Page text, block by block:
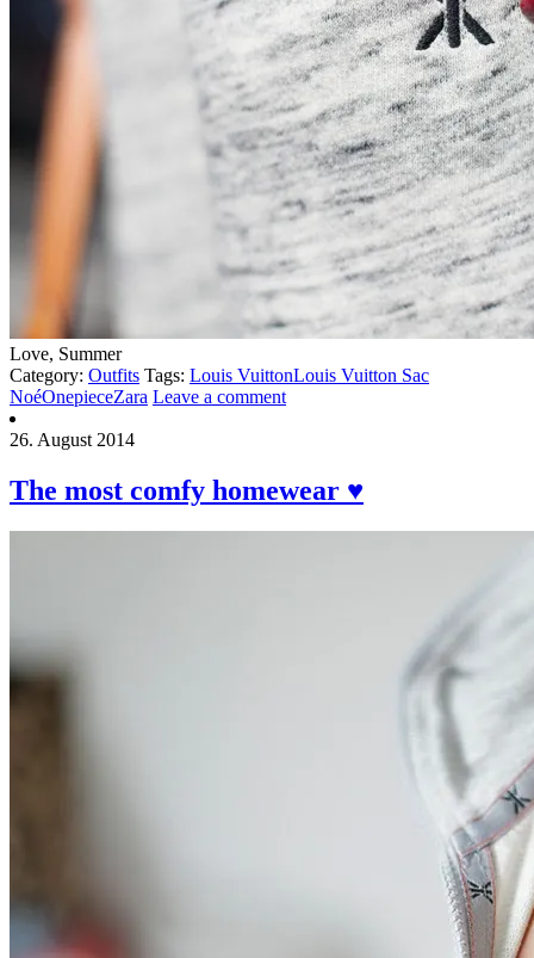
Love, Summer
Category: Outfits Tags: Louis VuittonLouis Vuitton Sac
NoéOnepieceZara Leave a comment
26. August 2014
The most comfy homewear ♥